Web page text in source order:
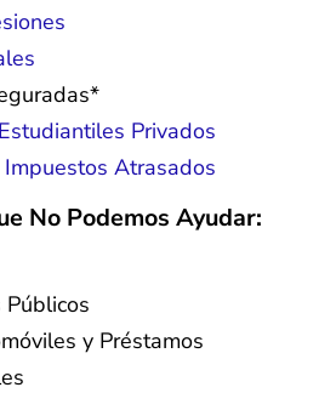
Privados
Atrasados
No Podemos Ayudar:
Públicos
y Préstamos